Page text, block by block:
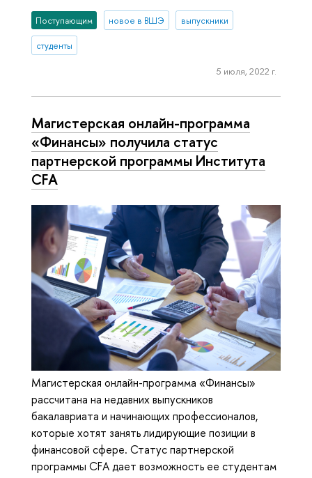
Поступающим новое в ВШЭ выпускники
студенты
5 июля, 2022 г.
Магистерская онлайн-программа
«Финансы» получила статус
партнерской программы Института
CFA
Магистерская онлайн-программа «Финансы»
рассчитана на недавних выпускников
бакалавриата и начинающих профессионалов,
которые хотят занять лидирующие позиции в
финансовой сфере. Статус партнерской
программы CFA дает возможность ее студентам